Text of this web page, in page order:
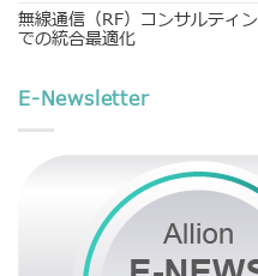
無線通信（RF）コンサルティ
での統合最適化
E-Newsletter